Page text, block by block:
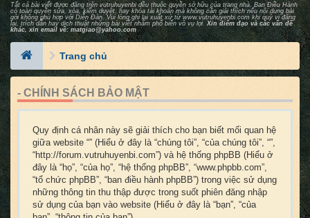
Tất cả bài viết được đăng trên vutruhuyenbi đều thuộc quyền sở hữu của trang nhà. Ban Ðiều Hành
có toàn quyền sửa, xóa, kiểm duyệt, hay khóa tài khoản mà không cần giải thích nếu nội dung bài
gởi không phù hợp với Diễn Ðàn. Vui lòng ghi lại xuất xứ từwww.vutruhuyenbi.comkhi quý vị đăng
lại, trích dẫn hay dịch thuật những bài viết nhằm phổ biến vô vụ lợi. Xin điểm đạo và các vấn đề
khác, xin email về: matgiao@yahoo.com
Trang chủ
- CHÍNH SÁCH BẢO MẬT
Quy định cá nhân này sẽ giải thích cho bạn biết mối quan hệ
giữa website “” (Hiểu ở đây là “chúng tôi”, “của chúng tôi”, “”,
“http://forum.vutruhuyenbi.com”) và hệ thống phpBB (Hiểu ở
đây là “họ”, “của họ”, “hệ thống phpBB”, “www.phpbb.com”,
“tổ chức phpBB”, “ban điều hành phpBB”) trong việc sử dụng
những thông tin thu thập được trong suốt phiên đăng nhập
sử dụng của bạn vào website (Hiểu ở đây là “bạn”, “của